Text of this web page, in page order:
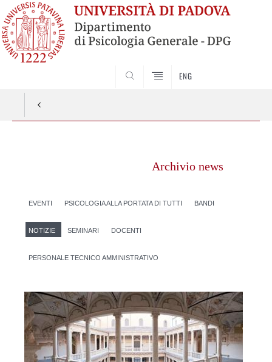
ENG
Archivio news
EVENTI PSICOLOGIA ALLA PORTATA DI TUTTI BANDI
NOTIZIE SEMINARI DOCENTI
PERSONALE TECNICO AMMINISTRATIVO